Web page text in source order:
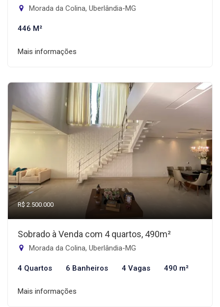
Morada da Colina, Uberlândia-MG
446 M²
Mais informações
R$ 2.500.000
Sobrado à Venda com 4 quartos, 490m²
Morada da Colina, Uberlândia-MG
4 Quartos 6 Banheiros 4 Vagas 490 m²
Mais informações